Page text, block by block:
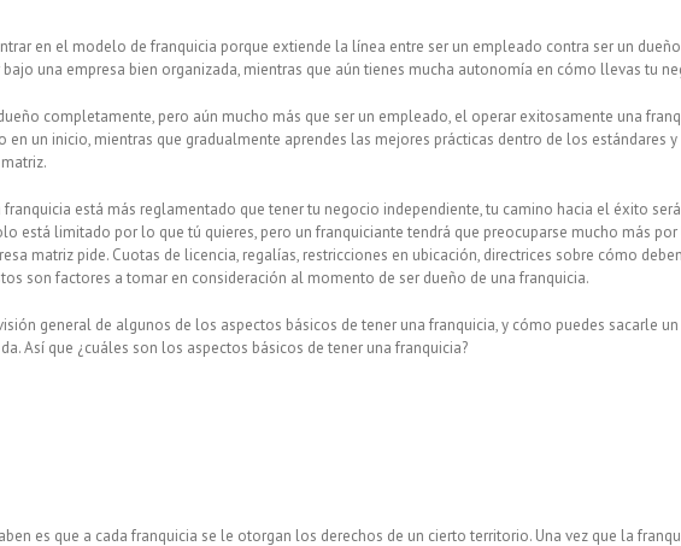
en el modelo de franquicia porque extiende la línea entre ser un empleado contra ser un
una empresa bien organizada, mientras que aún tienes mucha autonomía en cómo llevas tu
completamente, pero aún mucho más que ser un empleado, el operar exitosamente una
en un inicio, mientras que gradualmente aprendes las mejores prácticas dentro de los estándares y
está más reglamentado que tener tu negocio independiente, tu camino hacia el éxito será
está limitado por lo que tú quieres, pero un franquiciante tendrá que preocuparse mucho más por
matriz pide. Cuotas de licencia, regalías, restricciones en ubicación, directrices sobre cómo deben
son factores a tomar en consideración al momento de ser dueño de una franquicia.
general de algunos de los aspectos básicos de tener una franquicia, y cómo puedes sacarle un
Así que ¿cuáles son los aspectos básicos de tener una franquicia?
es que a cada franquicia se le otorgan los derechos de un cierto territorio. Una vez que la